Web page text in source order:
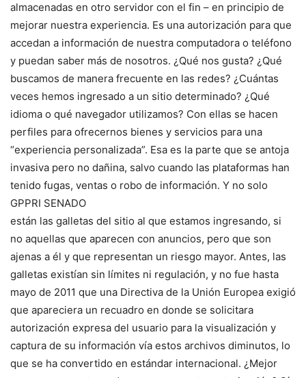
almacenadas en otro servidor con el fin – en principio de
mejorar nuestra experiencia. Es una autorización para que
accedan a información de nuestra computadora o teléfono
y puedan saber más de nosotros. ¿Qué nos gusta? ¿Qué
buscamos de manera frecuente en las redes? ¿Cuántas
veces hemos ingresado a un sitio determinado? ¿Qué
idioma o qué navegador utilizamos? Con ellas se hacen
perfiles para ofrecernos bienes y servicios para una
“experiencia personalizada”. Esa es la parte que se antoja
invasiva pero no dañina, salvo cuando las plataformas han
tenido fugas, ventas o robo de información. Y no solo
GPPRI SENADO
están las galletas del sitio al que estamos ingresando, si
no aquellas que aparecen con anuncios, pero que son
ajenas a él y que representan un riesgo mayor. Antes, las
galletas existían sin límites ni regulación, y no fue hasta
mayo de 2011 que una Directiva de la Unión Europea exigió
que apareciera un recuadro en donde se solicitara
autorización expresa del usuario para la visualización y
captura de su información vía estos archivos diminutos, lo
que se ha convertido en estándar internacional. ¿Mejor